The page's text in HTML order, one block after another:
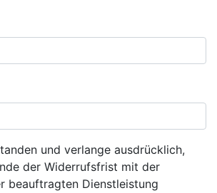
und verlange ausdrücklich,
der Widerrufsfrist mit der
beauftragten Dienstleistung